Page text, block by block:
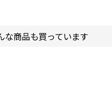
な商品も買っています